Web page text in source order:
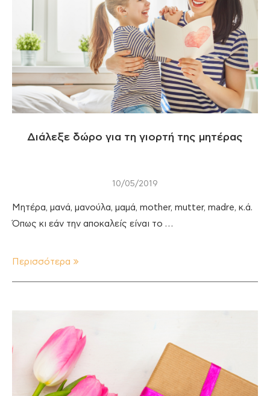
Διάλεξε δώρο για τη γιορτή της μητέρας
10/05/2019
Μητέρα, μανά, μανούλα, μαμά, mother, mutter, madre, κ.ά.
Όπως κι εάν την αποκαλείς είναι το …
Περισσότερα